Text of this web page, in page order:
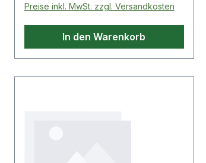
Preise inkl. MwSt. zzgl. Versandkosten
In den Warenkorb